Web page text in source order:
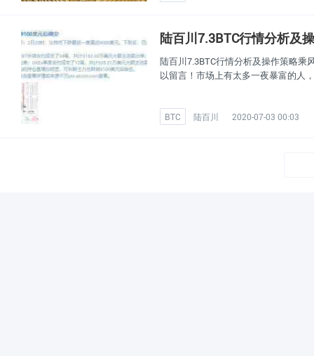
陆百川7.3BTC行情分析及
陆百川7.3BTC行情分析及操作策略乘
以留言！市场上有太多一夜暴富的人
BTC 陆百川 2020-07-03 00:03